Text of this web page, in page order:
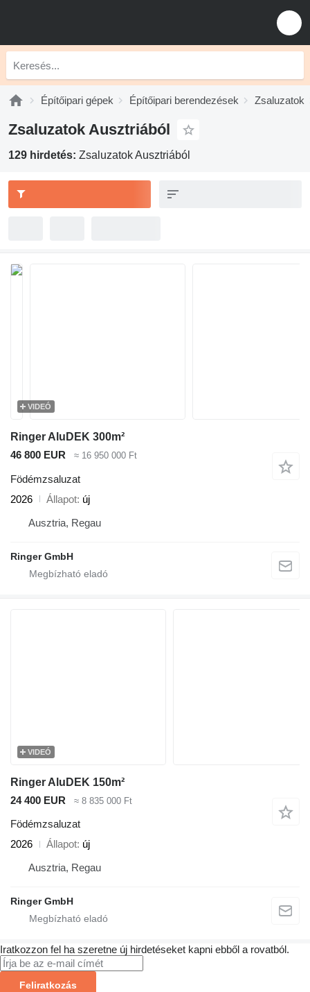
Építőipari gépek Építőipari berendezések Zsaluzatok
Zsaluzatok Ausztriából
129 hirdetés: Zsaluzatok Ausztriából
VIDEÓ
Ringer AluDEK 300m²
46 800 EUR
≈ 16 950 000 Ft
Födémzsaluzat
2026
Állapot új
Ausztria, Regau
Ringer GmbH
VIDEÓ
Ringer AluDEK 150m²
24 400 EUR
≈ 8 835 000 Ft
Födémzsaluzat
2026
Állapot új
Ausztria, Regau
Ringer GmbH
Iratkozzon fel ha szeretne új hirdetéseket kapni ebből a rovatból.
Feliratkozás